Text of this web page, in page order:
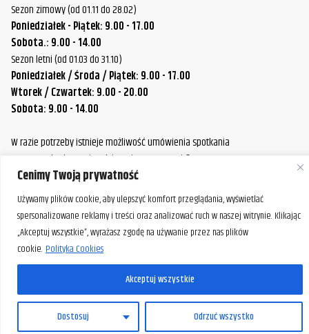
Cenimy Twoją prywatność
Używamy plików cookie, aby ulepszyć komfort przeglądania, wyświetlać
spersonalizowane reklamy i treści oraz analizować ruch w naszej witrynie. Klikając
„Akceptuj wszystkie”, wyrażasz zgodę na używanie przez nas plików
cookie. Polityka Cookies
Dostosuj Odrzuć wszystko
Akceptuj wszystkie
Sezon zimowy (od 01.11 do 28.02)
Poniedziałek - Piątek: 9.00 - 17.00
Sobota.: 9.00 - 14.00
Sezon letni (od 01.03 do 31.10)
Poniedziałek / Środa / Piątek: 9.00 - 17.00
Wtorek / Czwartek: 9.00 - 20.00
Sobota: 9.00 - 14.00
W razie potrzeby istnieje możliwość umówienia spotkania
poza standardowymi godzinami pracy naszej firmy.
Prosimy o wcześniejszy kontakt, aby ustalić dogodny termin.